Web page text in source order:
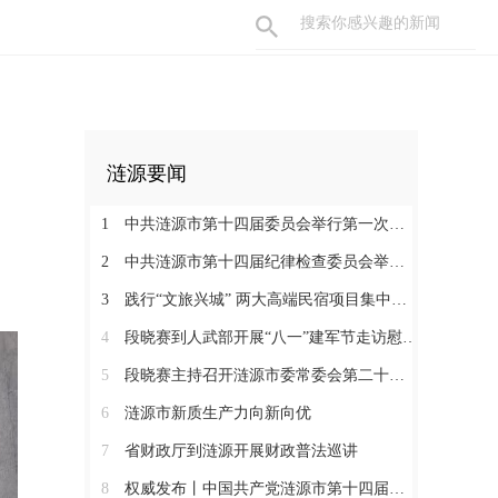
涟源要闻
1 中共涟源市第十四届委员会举行第一次全体会议 段晓赛当选市委书记 伍鹤群周杨当选市委副书记
2 中共涟源市第十四届纪律检查委员会举行第一次全体会议
3 践行“文旅兴城” 两大高端民宿项目集中签约开工 全力打造“湖湘地区文旅康养名城”
4 段晓赛到人武部开展“八一”建军节走访慰问活动
5 段晓赛主持召开涟源市委常委会第二十八次会议
6 涟源市新质生产力向新向优
7 省财政厅到涟源开展财政普法巡讲
8 权威发布丨中国共产党涟源市第十四届纪律检查委员会书记、副书记、常委名单